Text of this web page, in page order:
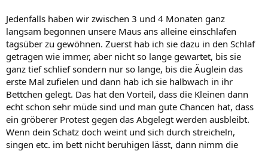
Jedenfalls haben wir zwischen 3 und 4 Monaten ganz
langsam begonnen unsere Maus ans alleine einschlafen
tagsüber zu gewöhnen. Zuerst hab ich sie dazu in den Schlaf
getragen wie immer, aber nicht so lange gewartet, bis sie
ganz tief schlief sondern nur so lange, bis die Äuglein das
erste Mal zufielen und dann hab ich sie halbwach in ihr
Bettchen gelegt. Das hat den Vorteil, dass die Kleinen dann
echt schon sehr müde sind und man gute Chancen hat, dass
ein gröberer Protest gegen das Abgelegt werden ausbleibt.
Wenn dein Schatz doch weint und sich durch streicheln,
singen etc. im bett nicht beruhigen lässt, dann nimm die